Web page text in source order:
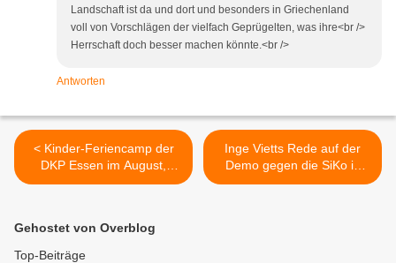
Landschaft ist da und dort und besonders in Griechenland
voll von Vorschlägen der vielfach Geprügelten, was ihre<br />
Herrschaft doch besser machen könnte.<br />
Antworten
< Kinder-Feriencamp der
DKP Essen im August,
Nationalpark Harz
Inge Vietts Rede auf der
Demo gegen die SiKo in
München >
Gehostet von Overblog
Top-Beiträge